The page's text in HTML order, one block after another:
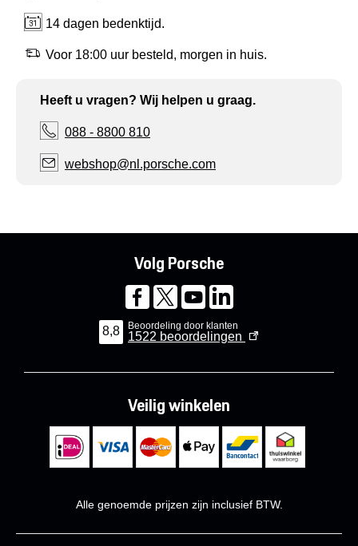
14 dagen bedenktijd.
Voor 18:00 uur besteld, morgen in huis.
Heeft u vragen? Wij helpen u graag.
088 - 8800 810
webshop@nl.porsche.com
Volg Porsche
8,8 Beoordeling door klanten
1522 beoordelingen
Veilig winkelen
Alle genoemde prijzen zijn inclusief BTW.